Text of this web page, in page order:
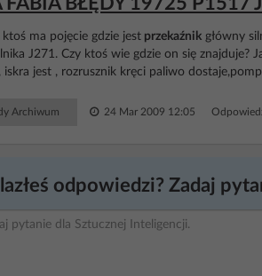
ma pojęcie gdzie jest przekaźnik główny
J271. Czy ktoś wie gdzie on się znajduje?
iskra jest , rozrusznik kręci paliwo
Archiwum 24 Mar 2009 12:05
odpowiedzi? Zadaj